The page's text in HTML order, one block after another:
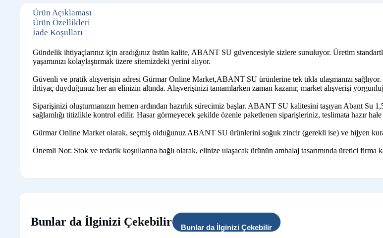
Ürün Açıklaması
Ürün Özellikleri
İade Koşulları
Gündelik ihtiyaçlarınız için aradığınız üstün kalite, ABANT SU güvencesiyle sizlere sunuluyor. Üretim
yaşamınızı kolaylaştırmak üzere sitemizdeki yerini alıyor.
Güvenli ve pratik alışverişin adresi Gürmar Online Market,ABANT SU ürünlerine tek tıkla ulaşmanızı
ihtiyaç duyduğunuz her an elinizin altında. Alışverişinizi tamamlarken zaman kazanır, market alışverişi
Siparişinizi oluşturmanızın hemen ardından hazırlık sürecimiz başlar. ABANT SU kalitesini taşıyan Abant
sağlamlığı titizlikle kontrol edilir. Hasar görmeyecek şekilde özenle paketlenen siparişleriniz, teslimata hazır
Gürmar Online Market olarak, seçmiş olduğunuz ABANT SU ürünlerini soğuk zincir (gerekli ise) ve hijyen
Önemli Not: Stok ve tedarik koşullarına bağlı olarak, elinize ulaşacak ürünün ambalaj tasarımında üretici firma
Bunlar da İlginizi Çekebilir Bunlar da İlginizi Çekebilir